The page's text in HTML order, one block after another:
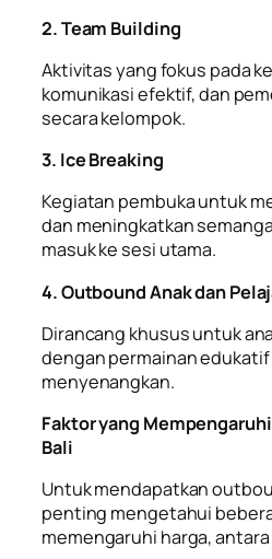
2. Team Building
Aktivitas yang fokus pada
komunikasi efektif, dan
secara kelompok.
3. Ice Breaking
Kegiatan pembuka untuk
dan meningkatkan
masuk ke sesi utama.
4. Outbound Anak dan
Dirancang khusus untuk
dengan permainan edukatif
menyenangkan.
Faktor yang
Bali
Untuk mendapatkan
penting mengetahui
memengaruhi harga,